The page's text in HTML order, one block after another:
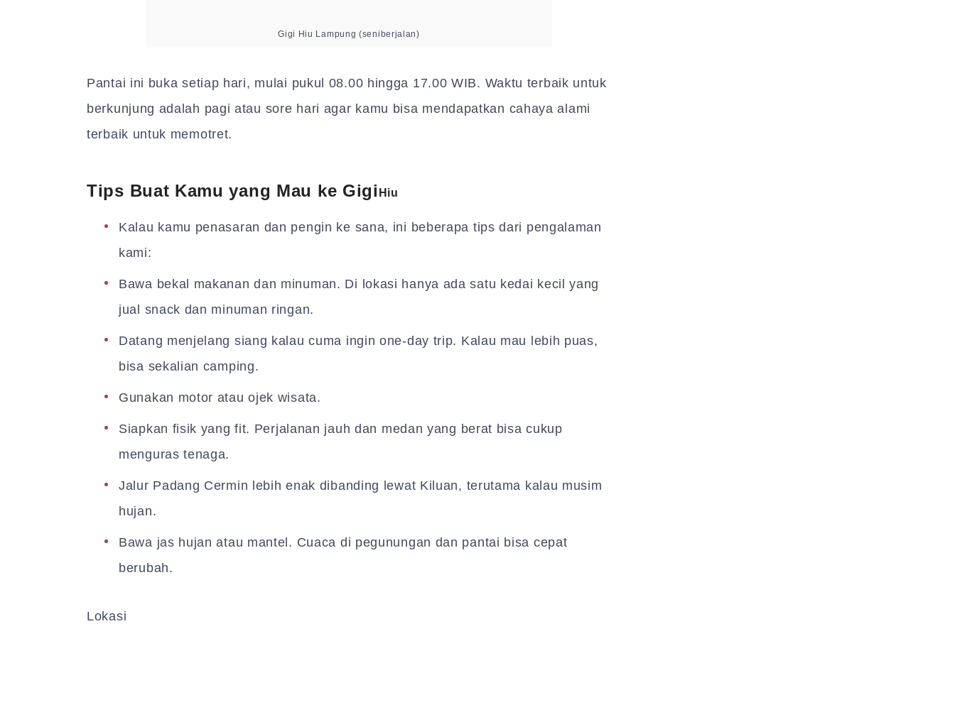
Gigi Hiu Lampung (seniberjalan)
Pantai ini buka setiap hari, mulai pukul 08.00 hingga 17.00 WIB. Waktu terbaik untuk
berkunjung adalah pagi atau sore hari agar kamu bisa mendapatkan cahaya alami
terbaik untuk memotret.
Tips Buat Kamu yang Mau ke Gigi Hiu
Kalau kamu penasaran dan pengin ke sana, ini beberapa tips dari pengalaman
kami:
Bawa bekal makanan dan minuman. Di lokasi hanya ada satu kedai kecil yang
jual snack dan minuman ringan.
Datang menjelang siang kalau cuma ingin one-day trip. Kalau mau lebih puas,
bisa sekalian camping.
Gunakan motor atau ojek wisata.
Siapkan fisik yang fit. Perjalanan jauh dan medan yang berat bisa cukup
menguras tenaga.
Jalur Padang Cermin lebih enak dibanding lewat Kiluan, terutama kalau musim
hujan.
Bawa jas hujan atau mantel. Cuaca di pegunungan dan pantai bisa cepat
berubah.
Lokasi